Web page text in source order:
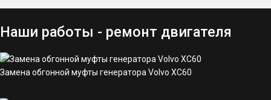
Наши работы - ремонт двигателя
Замена обгонной муфты генератора Volvo XC60